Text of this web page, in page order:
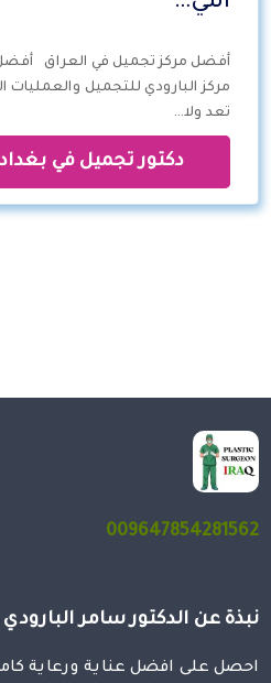
أفضل مركز تجميل في العراق أفضل
مركز البارودي للتجميل والعمليات
تعد ولا…
دكتور تجميل في
009647854281562
نبذة عن الدكتور سامر البارودي
احصل على افضل عناية ورعاية